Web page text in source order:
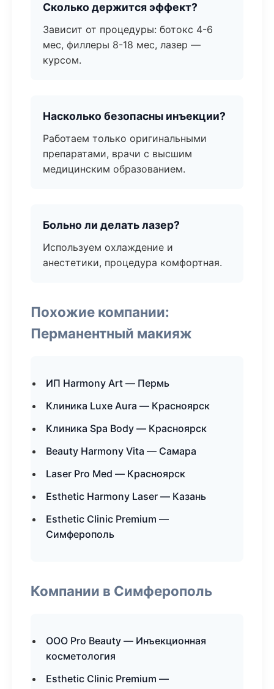
Сколько держится эффект?
Зависит от процедуры: ботокс 4-6
мес, филлеры 8-18 мес, лазер —
курсом.
Насколько безопасны инъекции?
Работаем только оригинальными
препаратами, врачи с высшим
медицинским образованием.
Больно ли делать лазер?
Используем охлаждение и
анестетики, процедура комфортная.
Похожие компании:
Перманентный макияж
ИП Harmony Art — Пермь
Клиника Luxe Aura — Красноярск
Клиника Spa Body — Красноярск
Beauty Harmony Vita — Самара
Laser Pro Med — Красноярск
Esthetic Harmony Laser — Казань
Esthetic Clinic Premium —
Симферополь
Компании в Симферополь
ООО Pro Beauty — Инъекционная
косметология
Esthetic Clinic Premium —